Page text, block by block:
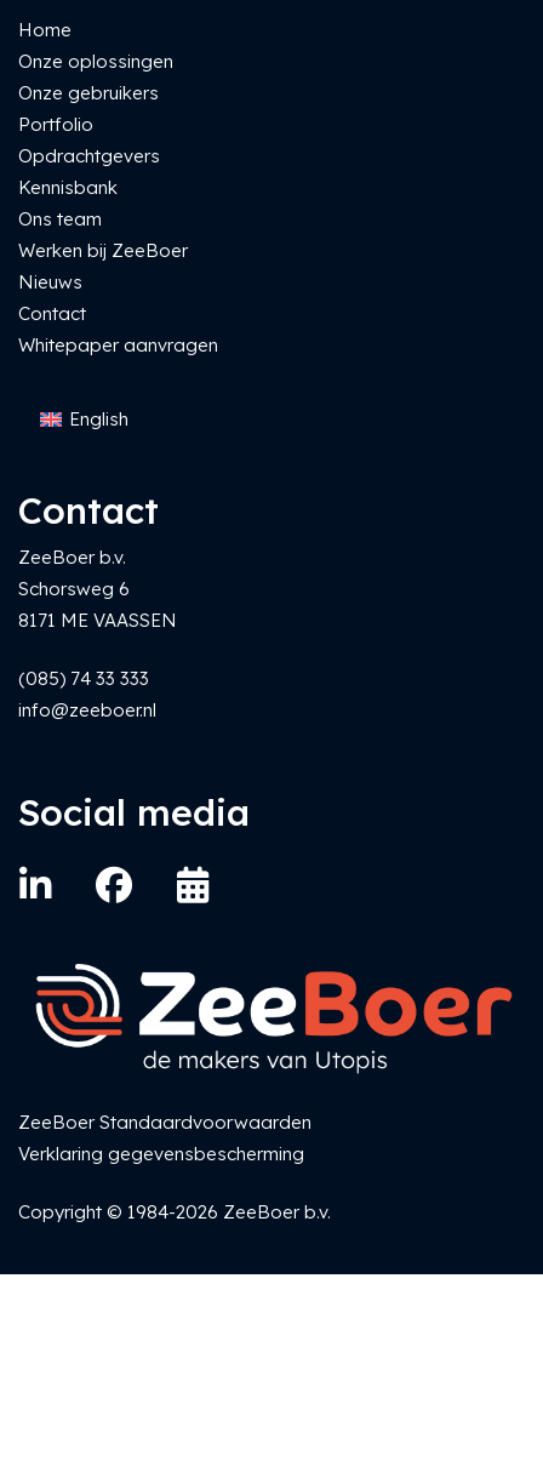
Home
Onze oplossingen
Onze gebruikers
Portfolio
Opdrachtgevers
Kennisbank
Ons team
Werken bij ZeeBoer
Nieuws
Contact
Whitepaper aanvragen
English
Contact
ZeeBoer b.v.
Schorsweg 6
8171 ME VAASSEN
(085) 74 33 333
info@zeeboer.nl
Social media
ZeeBoer Standaardvoorwaarden
Verklaring gegevensbescherming
Copyright © 1984-2026 ZeeBoer b.v.